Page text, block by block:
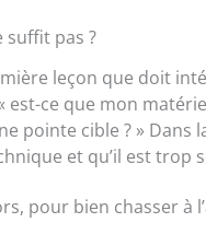
suffit pas ?
leçon que doit
est-ce que mon
pointe cible ? »
et qu’il est trop
pour bien chasser à